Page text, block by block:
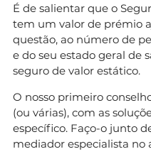
É de salientar que o
tem um valor de prémio
questão, ao número de
e do seu estado geral de
seguro de valor estático.
O nosso primeiro
(ou várias), com as
específico. Faço-o junto
mediador especialista no